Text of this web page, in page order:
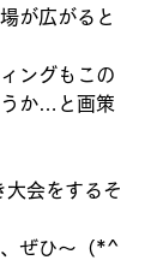
が広がると
ングもこの
うか…と画策
会をするそ
ぜひ〜（*^